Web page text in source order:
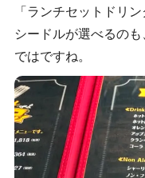
「ランチセットドリ
シードルが選べるの
ではですね。